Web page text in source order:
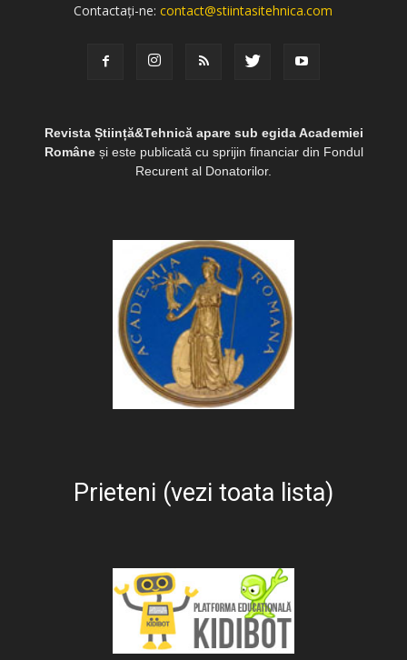
Contactați-ne:contact@stiintasitehnica.com
Revista Știință&Tehnică apare sub egida Academiei
Româneși este publicată cu sprijin financiar din Fondul
Recurent al Donatorilor.
Prieteni (vezi toata lista)